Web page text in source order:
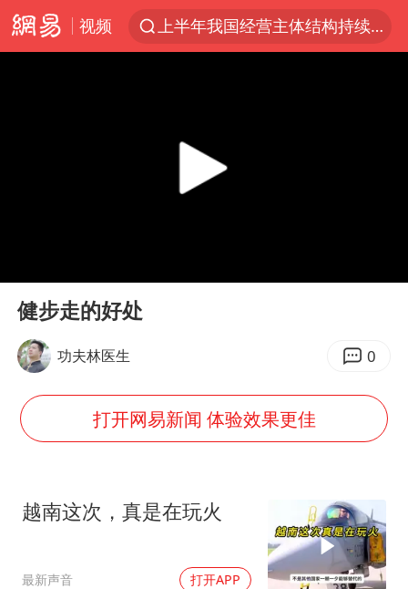
视频
上半年我国经营主体结构持续优化
上海暴雨红色预警
周星驰母亲现身香港路演现场
王传君 《披荆斩棘》
王艺迪2-4不敌张本美和止步4强
1枚就能让航母瘫痪 轰-6J实力有多强
以军士兵把枪口对准中国记者
于东来直播和胖东来核心团队开会
王艺迪无缘横滨赛决赛
上海大部迎大暴雨
Play
健步走的好处
功夫林医生 0
打开网易新闻 体验效果更佳
越南这次，真是在玩火
最新声音 打开APP